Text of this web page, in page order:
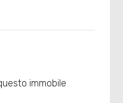
immobile